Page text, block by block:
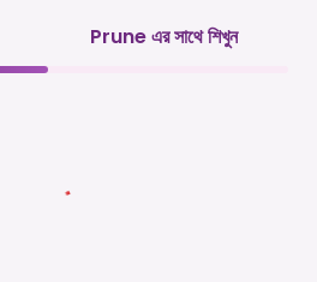
Prune এর সাথে শিখুন